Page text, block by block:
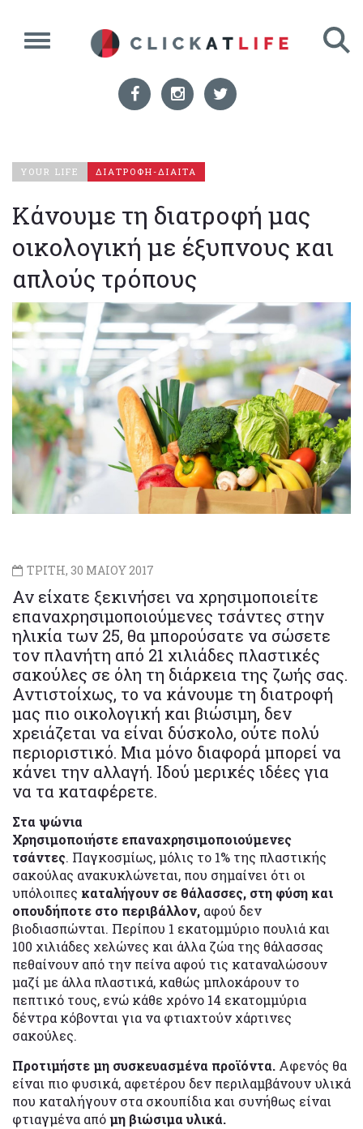
YOUR LIFE ΔΙΑΤΡΟΦΗ-ΔΙΑΙΤΑ
Κάνουμε τη διατροφή μας
οικολογική με έξυπνους και
απλούς τρόπους
ΤΡΙΤΗ, 30 ΜΑΙΟΥ 2017
Αν είχατε ξεκινήσει να χρησιμοποιείτε
επαναχρησιμοποιούμενες τσάντες στην
ηλικία των 25, θα μπορούσατε να σώσετε
τον πλανήτη από 21 χιλιάδες πλαστικές
σακούλες σε όλη τη διάρκεια της ζωής σας.
Αντιστοίχως, το να κάνουμε τη διατροφή
μας πιο οικολογική και βιώσιμη, δεν
χρειάζεται να είναι δύσκολο, ούτε πολύ
περιοριστικό. Μια μόνο διαφορά μπορεί να
κάνει την αλλαγή. Ιδού μερικές ιδέες για
να τα καταφέρετε.
Στα ψώνια
Χρησιμοποιήστε επαναχρησιμοποιούμενες
τσάντες. Παγκοσμίως, μόλις το 1% της πλαστικής
σακούλας ανακυκλώνεται, που σημαίνει ότι οι
υπόλοιπες καταλήγουν σε θάλασσες, στη φύση και
οπουδήποτε στο περιβάλλον, αφού δεν
βιοδιασπώνται. Περίπου 1 εκατομμύριο πουλιά και
100 χιλιάδες χελώνες και άλλα ζώα της θάλασσας
πεθαίνουν από την πείνα αφού τις καταναλώσουν
μαζί με άλλα πλαστικά, καθώς μπλοκάρουν το
πεπτικό τους, ενώ κάθε χρόνο 14 εκατομμύρια
δέντρα κόβονται για να φτιαχτούν χάρτινες
σακούλες.
Προτιμήστε μη συσκευασμένα προϊόντα. Αφενός θα
είναι πιο φυσικά, αφετέρου δεν περιλαμβάνουν υλικά
που καταλήγουν στα σκουπίδια και συνήθως είναι
φτιαγμένα απόμη βιώσιμα υλικά.